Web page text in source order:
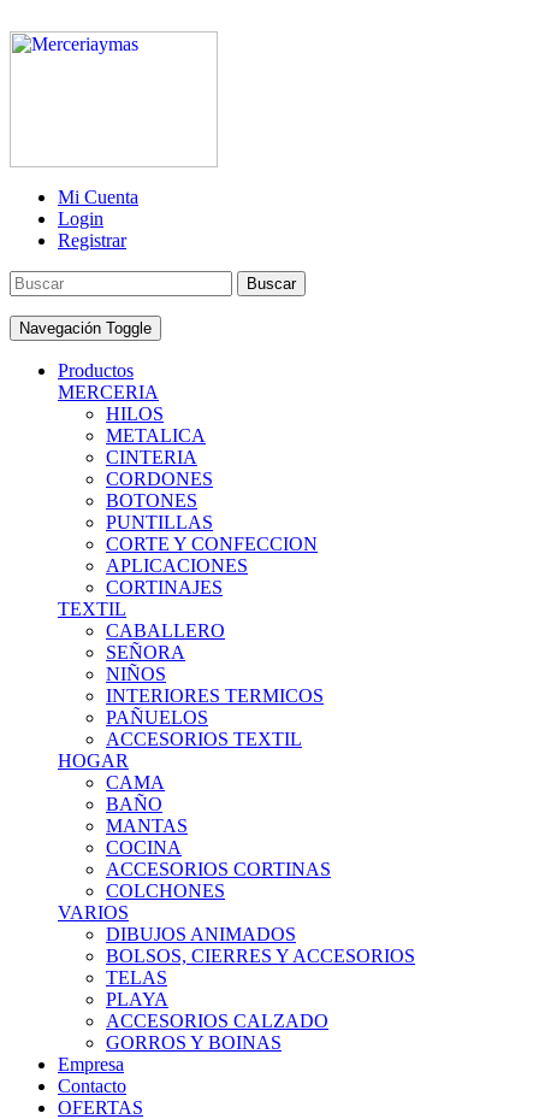
Mi Cuenta
Login
Registrar
Buscar
Navegación Toggle
Productos
MERCERIA
HILOS
METALICA
CINTERIA
CORDONES
BOTONES
PUNTILLAS
CORTE Y CONFECCION
APLICACIONES
CORTINAJES
TEXTIL
CABALLERO
SEÑORA
NIÑOS
INTERIORES TERMICOS
PAÑUELOS
ACCESORIOS TEXTIL
HOGAR
CAMA
BAÑO
MANTAS
COCINA
ACCESORIOS CORTINAS
COLCHONES
VARIOS
DIBUJOS ANIMADOS
BOLSOS, CIERRES Y ACCESORIOS
TELAS
PLAYA
ACCESORIOS CALZADO
GORROS Y BOINAS
Empresa
Contacto
OFERTAS